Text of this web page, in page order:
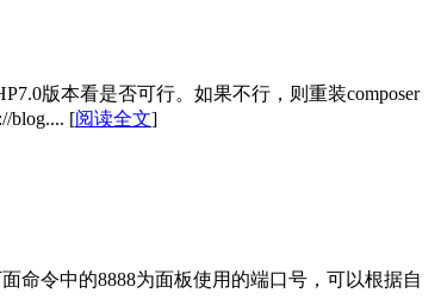
版本看是否可行。如果不行，则重装composer
blog.... [阅读全文]
命令中的8888为面板使用的端口号，可以根据自